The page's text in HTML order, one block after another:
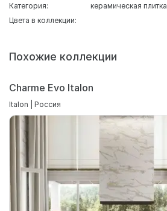
Категория:
керамическая плитка
Цвета в коллекции:
Похожие коллекции
Charme Evo Italon
Italon | Россия